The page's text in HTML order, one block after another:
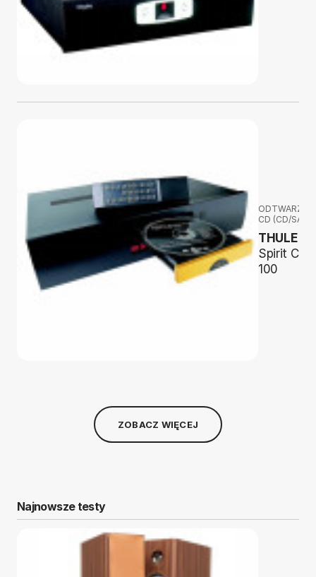
CD (CD/
THULE
Spirit CD
100
ZOBACZ WIĘCEJ
Najnowsze testy